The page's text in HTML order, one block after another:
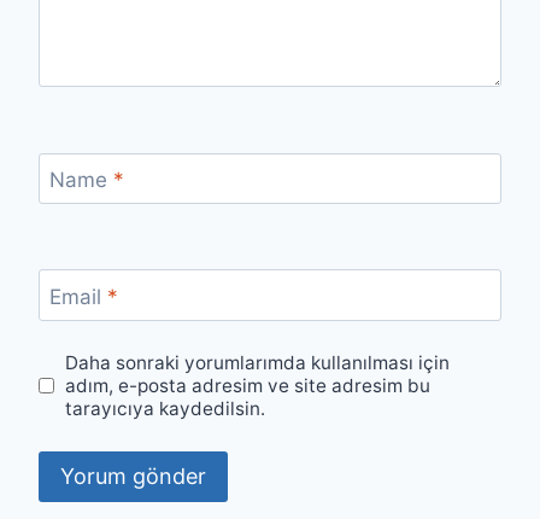
Name *
Email *
Daha sonraki yorumlarımda kullanılması için
adım, e-posta adresim ve site adresim bu
tarayıcıya kaydedilsin.